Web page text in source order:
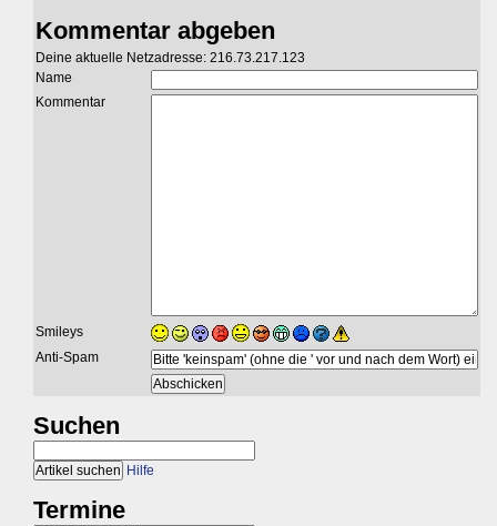
Kommentar abgeben
Deine aktuelle Netzadresse: 216.73.217.123
Name
Kommentar
Smileys
Anti-Spam
Suchen
Hilfe
Termine